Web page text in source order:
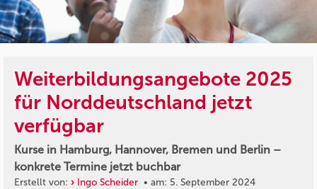
Weiterbildungsangebote 2025
für Norddeutschland jetzt
verfügbar
Kurse in Hamburg, Hannover, Bremen und Berlin –
konkrete Termine jetzt buchbar
Erstellt von: Ingo Scheider • am: 5. September 2024